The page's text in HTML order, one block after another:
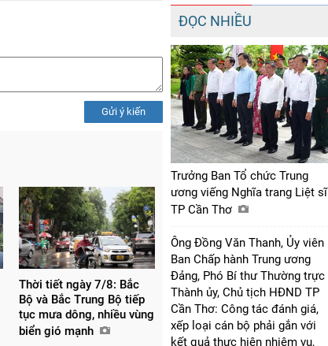
Gửi ý kiến
Thời tiết ngày 7/8: Bắc
Bộ và Bắc Trung Bộ tiếp
tục mưa dông, nhiều vùng
biển gió mạnh
ĐỌC NHIỀU
Trưởng Ban Tổ chức Trung
ương viếng Nghĩa trang Liệt sĩ
TP Cần Thơ
Ông Đồng Văn Thanh, Ủy viên
Ban Chấp hành Trung ương
Đảng, Phó Bí thư Thường trực
Thành ủy, Chủ tịch HĐND TP
Cần Thơ: Công tác đánh giá,
xếp loại cán bộ phải gắn với
kết quả thực hiện nhiệm vụ,